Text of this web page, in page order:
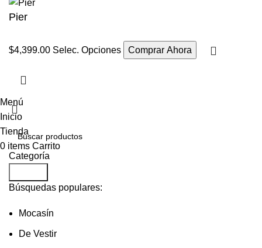
Pier
$4,399.00 Selec. Opciones Comprar Ahora
Categoría
Búsquedas populares:
Mocasín
De Vestir
Menú
Inicio
Tienda
0 items Carrito